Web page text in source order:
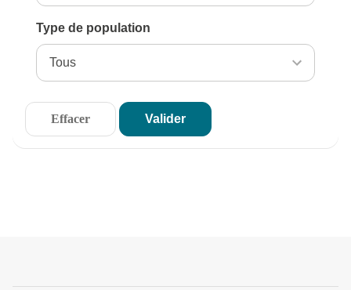
Type de population